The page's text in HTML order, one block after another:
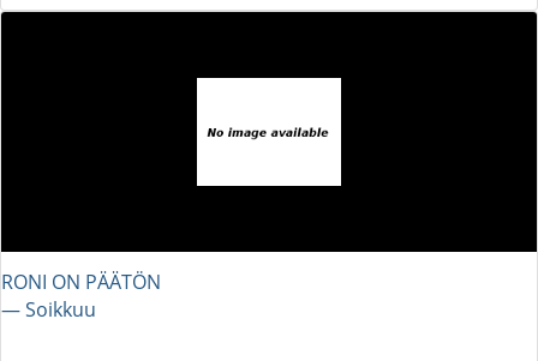
RONI ON PÄÄTÖN
― Soikkuu